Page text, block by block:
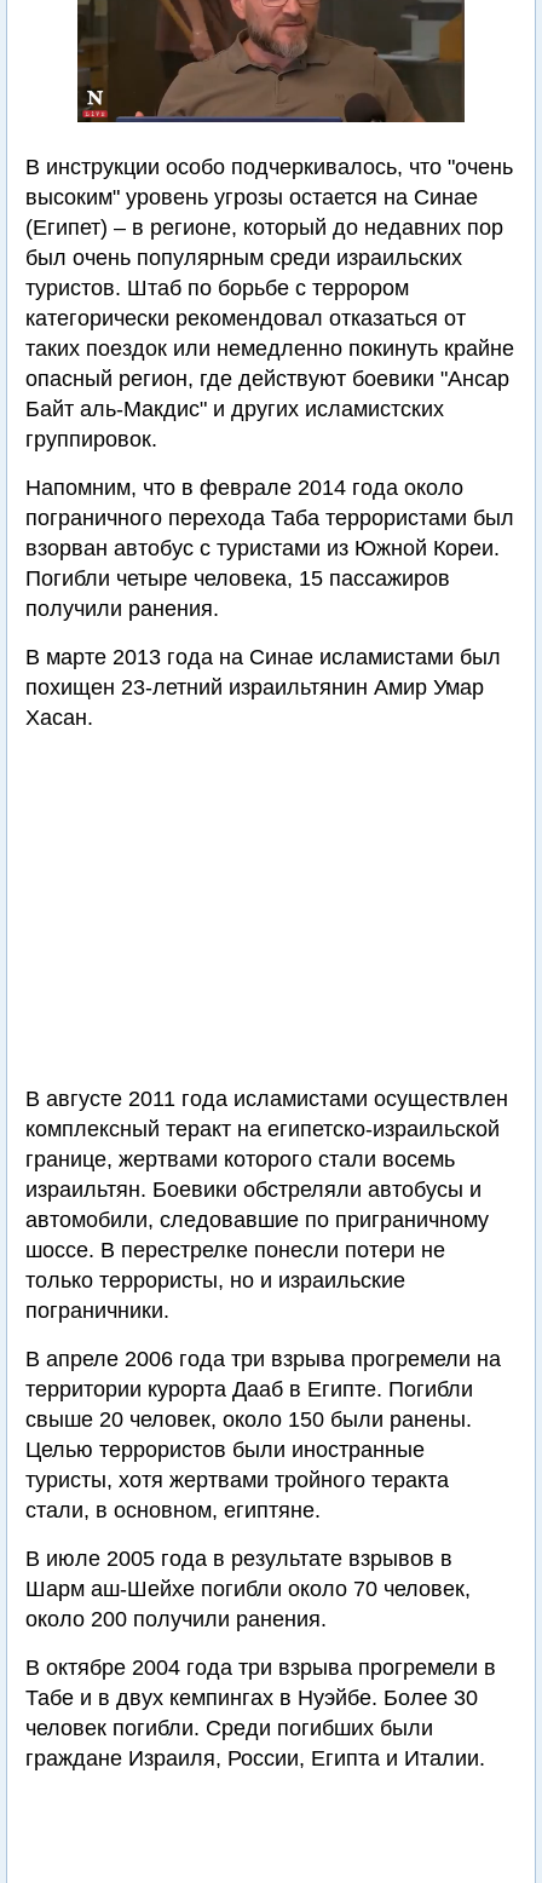
В инструкции особо подчеркивалось, что "очень
высоким" уровень угрозы остается на Синае
(Египет) – в регионе, который до недавних пор
был очень популярным среди израильских
туристов. Штаб по борьбе с террором
категорически рекомендовал отказаться от
таких поездок или немедленно покинуть крайне
опасный регион, где действуют боевики "Ансар
Байт аль-Макдис" и других исламистских
группировок.
Напомним, что в феврале 2014 года около
пограничного перехода Таба террористами был
взорван автобус с туристами из Южной Кореи.
Погибли четыре человека, 15 пассажиров
получили ранения.
В марте 2013 года на Синае исламистами был
похищен 23-летний израильтянин Амир Умар
Хасан.
В августе 2011 года исламистами осуществлен
комплексный теракт на египетско-израильской
границе, жертвами которого стали восемь
израильтян. Боевики обстреляли автобусы и
автомобили, следовавшие по приграничному
шоссе. В перестрелке понесли потери не
только террористы, но и израильские
пограничники.
В апреле 2006 года три взрыва прогремели на
территории курорта Дааб в Египте. Погибли
свыше 20 человек, около 150 были ранены.
Целью террористов были иностранные
туристы, хотя жертвами тройного теракта
стали, в основном, египтяне.
В июле 2005 года в результате взрывов в
Шарм аш-Шейхе погибли около 70 человек,
около 200 получили ранения.
В октябре 2004 года три взрыва прогремели в
Табе и в двух кемпингах в Нуэйбе. Более 30
человек погибли. Среди погибших были
граждане Израиля, России, Египта и Италии.